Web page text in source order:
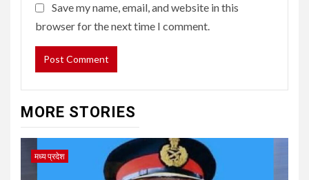
Save my name, email, and website in this
browser for the next time I comment.
MORE STORIES
मध्य प्रदेश